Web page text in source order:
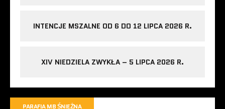
INTENCJE MSZALNE OD 6 DO 12 LIPCA 2026 R.
XIV NIEDZIELA ZWYKŁA – 5 LIPCA 2026 R.
PARAFIA MB ŚNIEŻNA